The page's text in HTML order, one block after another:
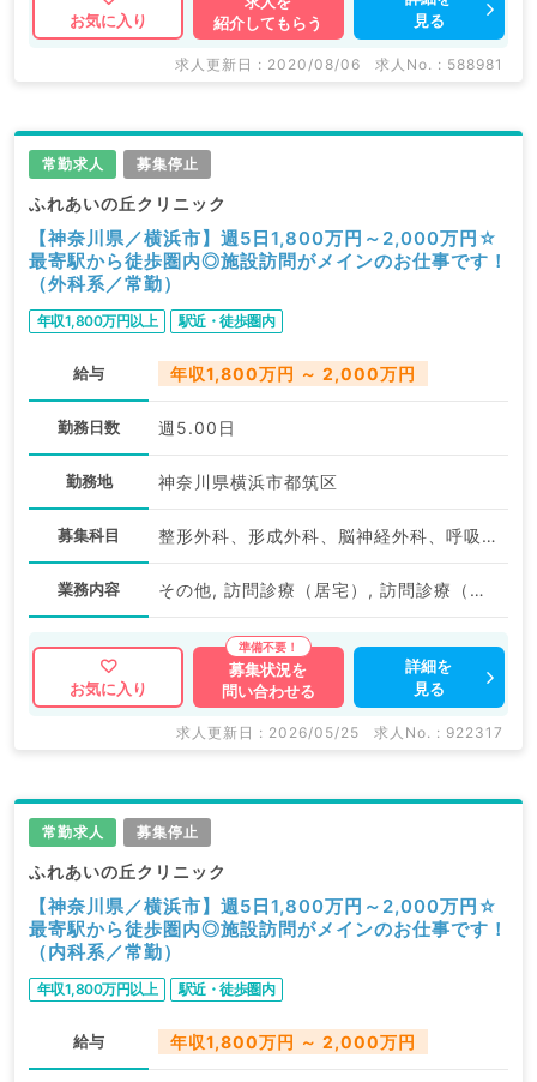
お気に入り
紹介してもらう
見る
求人更新日 : 2020/08/06 求人No. : 588981
常勤求人 募集停止
ふれあいの丘クリニック
【神奈川県／横浜市】週5日1,800万円～2,000万円☆
最寄駅から徒歩圏内◎施設訪問がメインのお仕事です！
（外科系／常勤）
年収1,800万円以上 駅近・徒歩圏内
給与 年収1,800万円 ～ 2,000万円
勤務日数 週5.00日
勤務地 神奈川県横浜市都筑区
募集科目 整形外科、形成外科、脳神経外科、呼吸器外科、心臓血管外科、泌尿器科、外科系全般、一般外科、消化器外科、乳腺外科、大腸・肛門外科
業務内容 その他, 訪問診療（居宅）, 訪問診療（施設）
お気に入り
募集状況を
問い合わせる
詳細を
見る
求人更新日 : 2026/05/25 求人No. : 922317
常勤求人 募集停止
ふれあいの丘クリニック
【神奈川県／横浜市】週5日1,800万円～2,000万円☆
最寄駅から徒歩圏内◎施設訪問がメインのお仕事です！
（内科系／常勤）
年収1,800万円以上 駅近・徒歩圏内
給与 年収1,800万円 ～ 2,000万円